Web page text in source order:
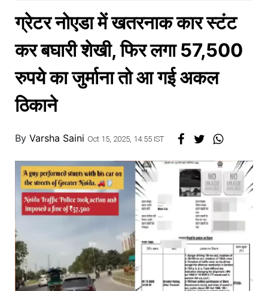
मनोरंजन
स्पोर्ट्स
बिझनेस
लाईफस्टाईल
ट्रॅव्हल
खाना
ग्रेटर नोएडा में खतरनाक कार स्टंट
कर बघारी शेखी, फिर लगा 57,500
रुपये का जुर्माना तो आ गई अकल
ठिकाने
By Varsha Saini Oct 15, 2025, 14:55 IST